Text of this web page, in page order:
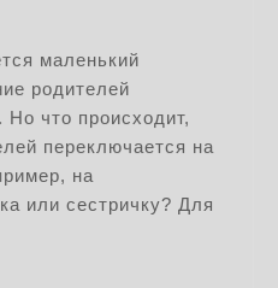
родителей
что происходит,
переключается на
на
или сестричку? Для